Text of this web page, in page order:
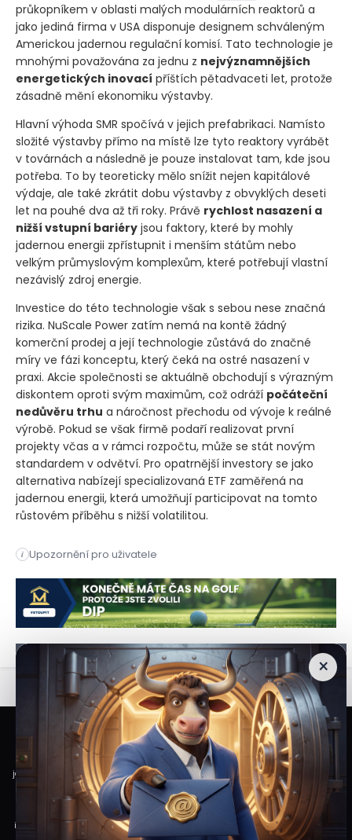
průkopníkem v oblasti malých modulárních reaktorů a
jako jediná firma v USA disponuje designem schváleným
Americkou jadernou regulační komisí. Tato technologie je
mnohými považována za jednu z nejvýznamnějších
energetických inovací příštích pětadvaceti let, protože
zásadně mění ekonomiku výstavby.
Hlavní výhoda SMR spočívá v jejich prefabrikaci. Namísto
složité výstavby přímo na místě lze tyto reaktory vyrábět
v továrnách a následně je pouze instalovat tam, kde jsou
potřeba. To by teoreticky mělo snížit nejen kapitálové
výdaje, ale také zkrátit dobu výstavby z obvyklých deseti
let na pouhé dva až tři roky. Právě rychlost nasazení a
nižší vstupní bariéry jsou faktory, které by mohly
jadernou energii zpřístupnit i menším státům nebo
velkým průmyslovým komplexům, které potřebují vlastní
nezávislý zdroj energie.
Investice do této technologie však s sebou nese značná
rizika. NuScale Power zatím nemá na kontě žádný
komerční prodej a její technologie zůstává do značné
míry ve fázi konceptu, který čeká na ostré nasazení v
praxi. Akcie společnosti se aktuálně obchodují s výrazným
diskontem oproti svým maximům, což odráží počáteční
nedůvěru trhu a náročnost přechodu od vývoje k reálné
výrobě. Pokud se však firmě podaří realizovat první
projekty včas a v rámci rozpočtu, může se stát novým
standardem v odvětví. Pro opatrnější investory se jako
alternativa nabízejí specializovaná ETF zaměřená na
jadernou energii, která umožňují participovat na tomto
růstovém příběhu s nižší volatilitou.
i Upozornění pro uživatele
Americká vláda plánuje do roku 2050 zčtyřnásobit kapacitu
×
Veškeré informace a materiály zveřejněné na internetových stránkách
Burzovního Světa vycházejí z veřejně dostupných a důvěryhodných zdrojů. Při
jejich zpracování je postupováno s odbornou péčí a cílem poskytovat čtenářům
objektivní, aktuální a srozumitelné informace. Obsah internetových stránek
slouží výhradně k informačním a vzdělávacím účelům. Nepředstavuje
individuální investiční doporučení, investiční poradenství ani nabídku či výzvu